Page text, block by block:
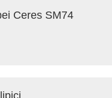
Ceres SM74